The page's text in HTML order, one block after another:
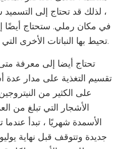
، لذلك قد تحتاج إلى التسميد
في مكان رملي. ستحتاج أيضًا
تحيط بها النباتات الأخرى التي تتنافس على المواد المغذية.
تحتاج أيضا إلى معرفة
تقسيم التغذية على مدار
على الكثير من
الأشجار التي تبلغ من
الأسمدة شهريًا ، تبدأ
جديدة وتتوقف قبل نهاية